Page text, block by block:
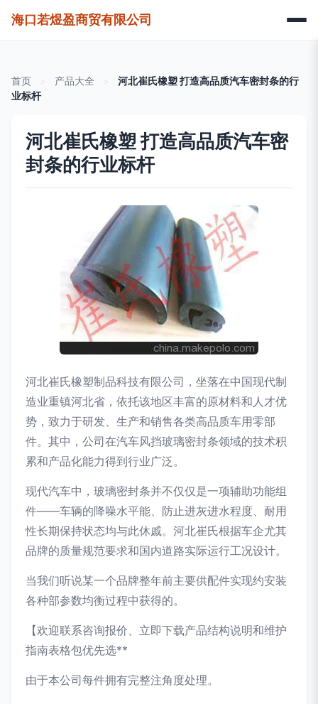
海口若煜盈商贸有限公司
首页 产品大全
河北崔氏橡塑 打造高品质汽车密封条的行
业标杆
河北崔氏橡塑 打造高品质汽车密
封条的行业标杆
河北崔氏橡塑制品科技有限公司，坐落在中国现代制
造业重镇河北省，依托该地区丰富的原材料和人才优
势，致力于研发、生产和销售各类高品质车用零部
件。其中，公司在汽车风挡玻璃密封条领域的技术积
累和产品化能力得到行业广泛。
现代汽车中，玻璃密封条并不仅仅是一项辅助功能组
件——车辆的降噪水平能、防止进灰进水程度、耐用
性长期保持状态均与此休戚。河北崔氏根据车企尤其
品牌的质量规范要求和国内道路实际运行工况设计。
当我们听说某一个品牌整年前主要供配件实现约安装
各种部参数均衡过程中获得的。
【欢迎联系咨询报价、立即下载产品结构说明和维护
指南表格包优先选**
由于本公司每件拥有完整注角度处理。